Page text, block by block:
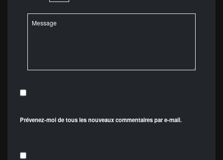
Prévenez-moi de tous les nouveaux commentaires par e-mail.